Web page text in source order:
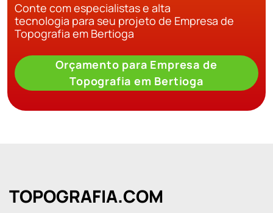
Conte com especialistas e alta
tecnologia para seu projeto de Empresa de
Topografia em Bertioga
Orçamento para Empresa de
Topografia em Bertioga
TOPOGRAFIA.COM